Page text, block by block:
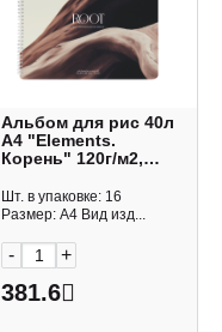
Альбом для рис 40л
А4 "Elements.
Корень" 120г/м2,
Smart
Шт. в упаковке: 16
Размер: А4 Вид изд...
- +
381.6